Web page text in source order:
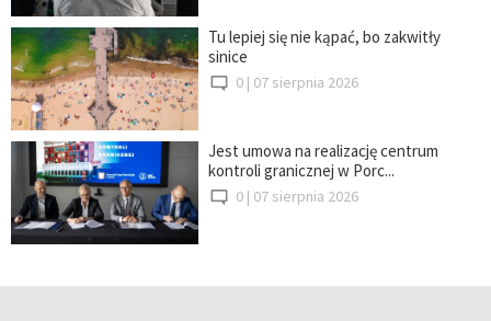
Tu lepiej się nie kąpać, bo zakwitły
sinice
0 | 07 sierpnia 2026
Jest umowa na realizację centrum
kontroli granicznej w Porc...
0 | 07 sierpnia 2026